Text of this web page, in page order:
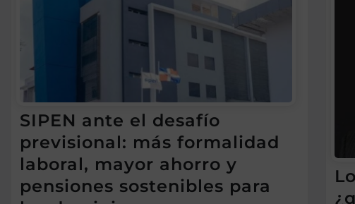
SIPEN ante el desafío
previsional: más formalidad
laboral, mayor ahorro y
pensiones sostenibles para